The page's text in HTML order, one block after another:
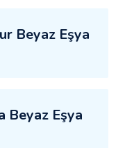
Beyaz Eşya
Beyaz Eşya